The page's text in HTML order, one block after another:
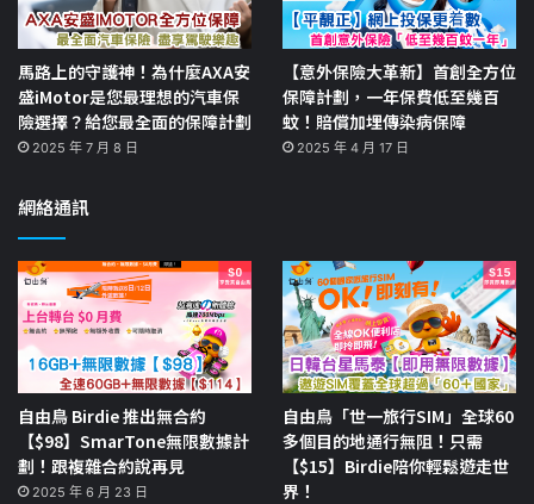
馬路上的守護神！為什麼AXA安
盛iMotor是您最理想的汽車保
險選擇？給您最全面的保障計劃
2025 年 7 月 8 日
【意外保險大革新】首創全方位
保障計劃，一年保費低至幾百
蚊！賠償加埋傳染病保障
2025 年 4 月 17 日
網絡通訊
自由鳥 Birdie 推出無合約
【$98】SmarTone無限數據計
劃！跟複雜合約說再見
2025 年 6 月 23 日
自由鳥「世一旅行SIM」全球60
多個目的地通行無阻！只需
【$15】Birdie陪你輕鬆遊走世
界！